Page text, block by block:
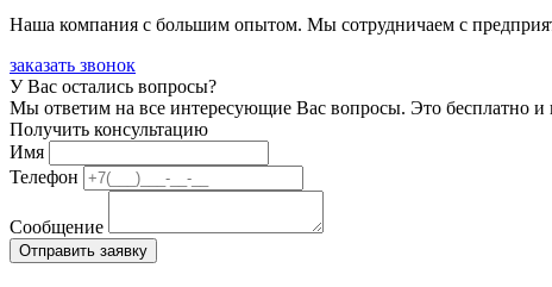
Наша компания с большим опытом. Мы сотрудничаем с
заказать звонок
У Вас остались вопросы?
Мы ответим на все интересующие Вас вопросы. Это бесплатно и
Получить консультацию
Имя
Телефон
Сообщение